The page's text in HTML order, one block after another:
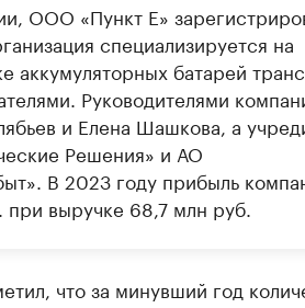
ООО «Пункт Е»
специализируется на
аккумуляторных батарей
Руководителями
и Елена Шашкова, а
Решения» и АО
В 2023 году прибыль
выручке 68,7 млн руб.
что за минувший год